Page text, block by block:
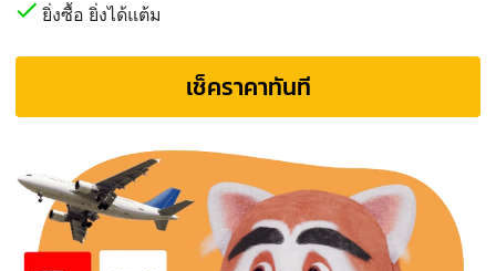
ยิ่งซื้อ ยิ่งได้แต้ม
เช็คราคาทันที